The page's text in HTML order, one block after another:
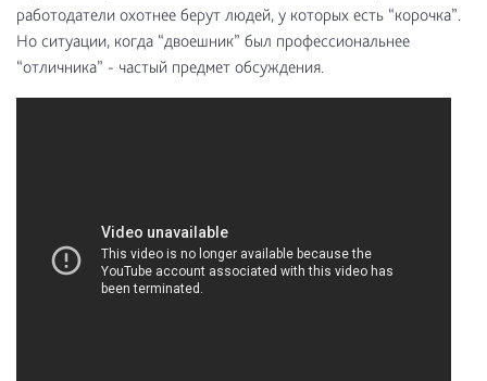
работодатели охотнее берут людей, у которых есть “корочка”.
Но ситуации, когда “двоешник” был профессиональнее
“отличника” - частый предмет обсуждения.